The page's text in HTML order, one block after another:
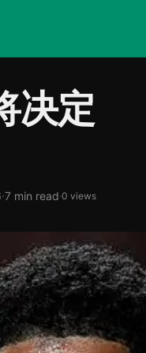
决定
·7 min read·0 views